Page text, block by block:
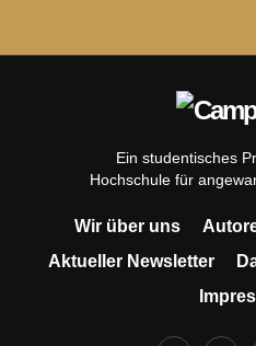
Ein studentisches
Hochschule für
Wir über uns
Aktueller Newsletter